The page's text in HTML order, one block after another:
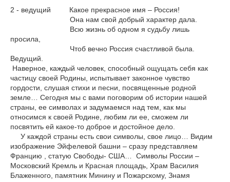
2 - ведущий Какое прекрасное имя – Россия!
Она нам свой добрый характер дала.
Всю жизнь об одном я судьбу лишь
просила,
Чтоб вечно Россия счастливой была.
Ведущий.
Наверное, каждый человек, способный ощущать себя как
частицу своей Родины, испытывает законное чувство
гордости, слушая стихи и песни, посвященные родной
земле… Сегодня мы с вами поговорим об истории нашей
страны, ее символах и задумаемся над тем, как мы
относимся к своей Родине, любим ли ее, сможем ли
посвятить ей какое-то доброе и достойное дело.
У каждой страны есть свои символы, свое лицо… Видим
изображение Эйфелевой башни – сразу представляем
Францию , статую Свободы- США… Символы России –
Московский Кремль и Красная площадь, Храм Василия
Блаженного, памятник Минину и Пожарскому, Знамя